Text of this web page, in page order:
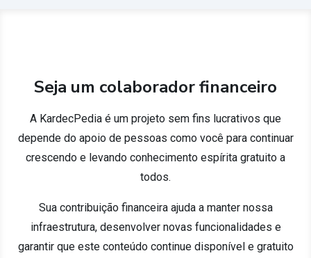
Seja um colaborador financeiro
A KardecPedia é um projeto sem fins lucrativos que
depende do apoio de pessoas como você para continuar
crescendo e levando conhecimento espírita gratuito a
todos.
Sua contribuição financeira ajuda a manter nossa
infraestrutura, desenvolver novas funcionalidades e
garantir que este conteúdo continue disponível e gratuito